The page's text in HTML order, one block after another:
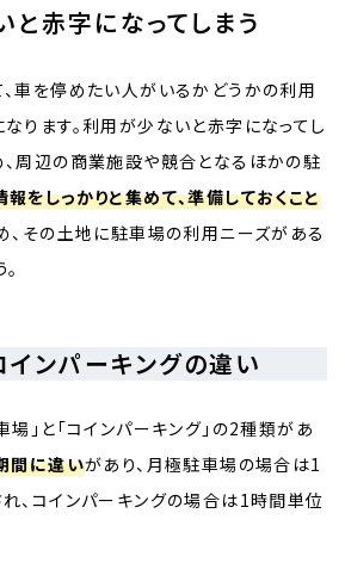
赤字になってしまう
車を停めたい人がいるかどうかの利用
ります。利用が少ないと赤字になってし
周辺の商業施設や競合となるほかの駐
報をしっかりと集めて、準備しておくこと
、その土地に駐車場の利用ニーズがある
インパーキングの違い
」と「コインパーキング」の2種類があ
間に違いがあり、月極駐車場の場合は1
、コインパーキングの場合は1時間単位